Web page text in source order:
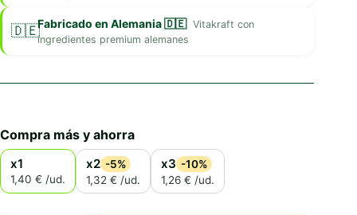
Fabricado en Alemania 🇩🇪 Vitakraft con
ingredientes premium alemanes
Compra más y ahorra
x1
1,40 € /ud.
x2 -5%
1,32 € /ud.
x3 -10%
1,26 € /ud.